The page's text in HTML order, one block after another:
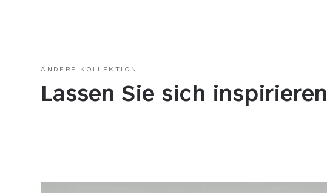
ANDERE KOLLEKTION
Lassen Sie sich inspirieren